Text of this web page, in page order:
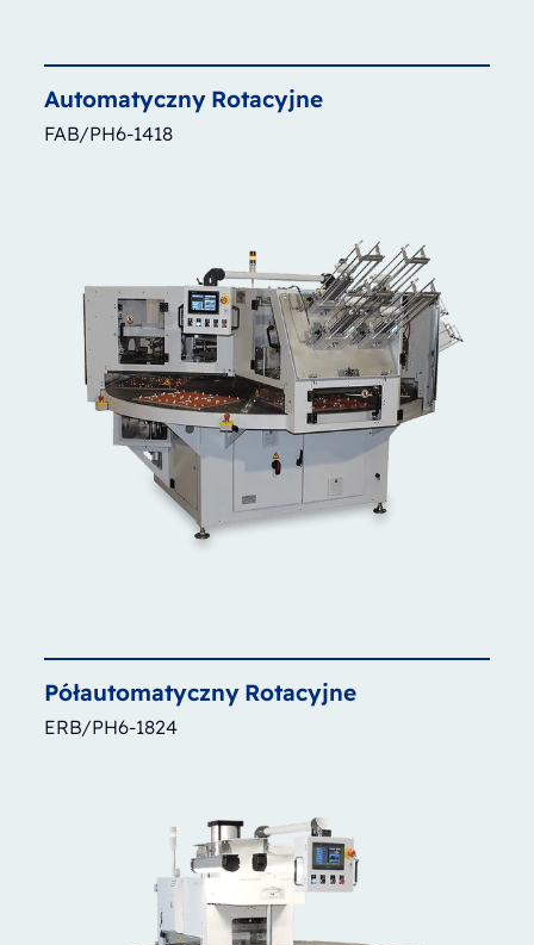
Automatyczny Rotacyjne
FAB/PH6-1418
Półautomatyczny Rotacyjne
ERB/PH6-1824